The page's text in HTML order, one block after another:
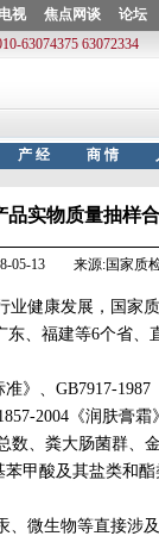
品实物质量抽样
05-13 来源:国家质
健康发展，国家
、福建等6个省、
》、GB7917-
2004《润肤膏
、粪大肠菌群、
甲酸及其盐类和
微生物等直接涉